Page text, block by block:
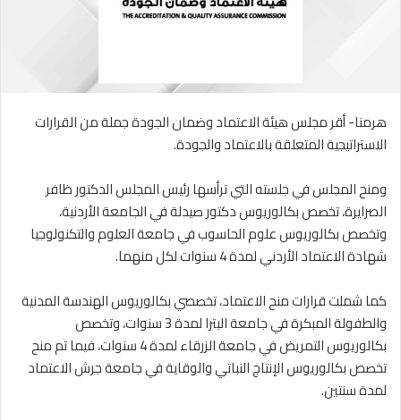
هرمنا- أقر مجلس هيئة الاعتماد وضمان الجودة جملة من القرارات
الاستراتيجية المتعلقة بالاعتماد والجودة.
ومنح المجلس في جلسته التي ترأسها رئيس المجلس الدكتور ظافر
الصرايرة، تخصص بكالوريوس دكتور صيدلة في الجامعة الأردنية،
وتخصص بكالوريوس علوم الحاسوب في جامعة العلوم والتكنولوجيا
شهادة الاعتماد الأردني لمدة 4 سنوات لكل منهما.
كما شملت قرارات منح الاعتماد، تخصصي بكالوريوس الهندسة المدنية
والطفولة المبكرة في جامعة البترا لمدة 3 سنوات، وتخصص
بكالوريوس التمريض في جامعة الزرقاء لمدة 4 سنوات، فيما تم منح
تخصص بكالوريوس الإنتاج النباتي والوقاية في جامعة جرش الاعتماد
لمدة سنتين.